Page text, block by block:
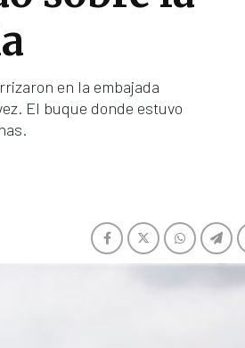
en la embajada
El buque donde estuvo